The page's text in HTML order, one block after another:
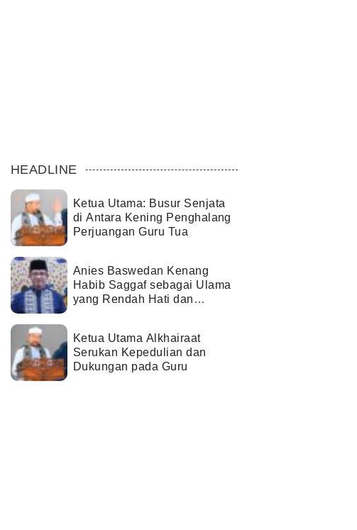
HEADLINE
Ketua Utama: Busur Senjata
di Antara Kening Penghalang
Perjuangan Guru Tua
Anies Baswedan Kenang
Habib Saggaf sebagai Ulama
yang Rendah Hati dan
Ketua Utama Alkhairaat
Serukan Kepedulian dan
Dukungan pada Guru